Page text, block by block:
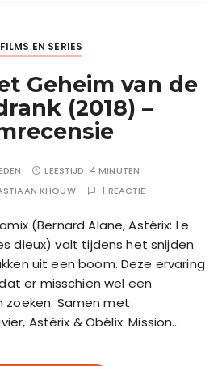
FILMS EN SERIES
Geheim van de
(2018) –
LEESTIJD: 4 MINUTEN
KHOUW 1 REACTIE
(Bernard Alane, Astérix: Le
dieux) valt tijdens het snijden
uit een boom. Deze ervaring
er misschien wel een
Samen met
Astérix & Obélix: Mission…